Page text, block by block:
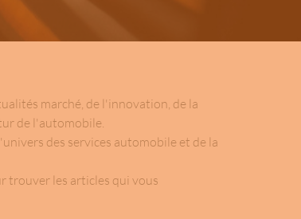
marché, de l'innovation, de la
de l'automobile.
des services automobile et de la
trouver les articles qui vous